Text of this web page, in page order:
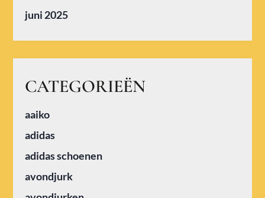
juni 2025
CATEGORIEËN
aaiko
adidas
adidas schoenen
avondjurk